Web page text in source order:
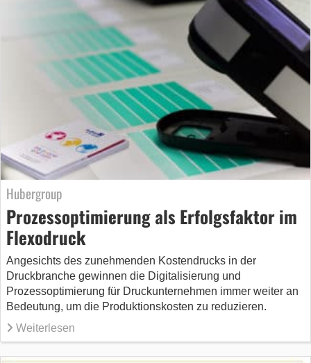
Hubergroup
Prozessoptimierung als Erfolgsfaktor im
Flexodruck
Angesichts des zunehmenden Kostendrucks in der
Druckbranche gewinnen die Digitalisierung und
Prozessoptimierung für Druckunternehmen immer weiter an
Bedeutung, um die Produktionskosten zu reduzieren.
Weiterlesen